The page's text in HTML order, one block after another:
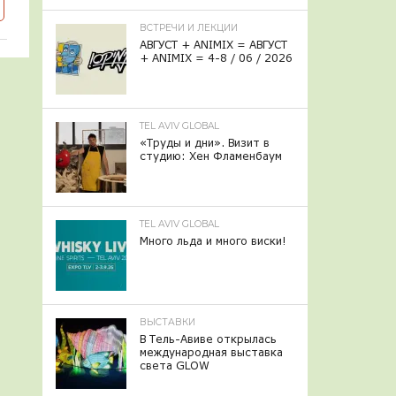
ВСТРЕЧИ И ЛЕКЦИИ
АВГУСТ + ANIMIX = АВГУСТ
+ ANIMIX = 4-8 / 06 / 2026
TEL AVIV GLOBAL
«Труды и дни». Визит в
студию: Хен Фламенбаум
TEL AVIV GLOBAL
Много льда и много виски!
ВЫСТАВКИ
В Тель-Авиве открылась
международная выставка
света GLOW